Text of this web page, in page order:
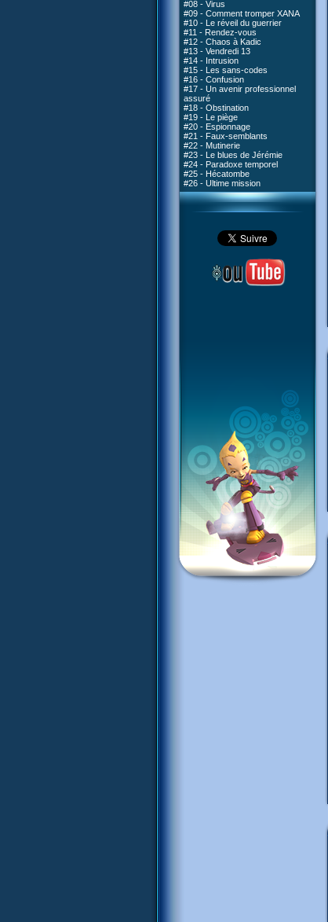
#08 - Virus
#09 - Comment tromper XANA
#10 - Le réveil du guerrier
#11 - Rendez-vous
#12 - Chaos à Kadic
#13 - Vendredi 13
#14 - Intrusion
#15 - Les sans-codes
#16 - Confusion
#17 - Un avenir professionnel
assuré
#18 - Obstination
#19 - Le piège
#20 - Espionnage
#21 - Faux-semblants
#22 - Mutinerie
#23 - Le blues de Jérémie
#24 - Paradoxe temporel
#25 - Hécatombe
#26 - Ultime mission